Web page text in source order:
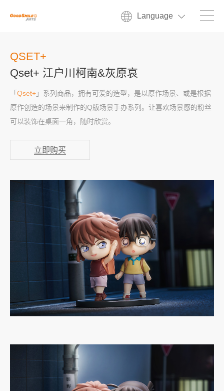
Language
QSET+
Qset+ 江户川柯南&灰原哀
「 Qset+ 」系列商品，拥有可爱的造型，是以原作场景、或是根据
原作创造的场景来制作的Q版场景手办系列。让喜欢场景感的粉丝
可以装饰在桌面一角，随时欣赏。
立即购买